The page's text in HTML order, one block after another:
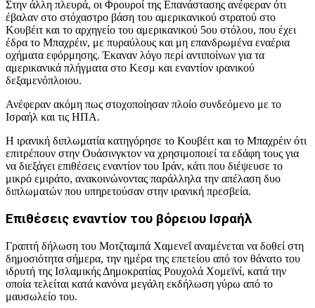
Στην άλλη πλευρά, οι Φρουροί της Επανάστασης ανέφεραν ότι
έβαλαν στο στόχαστρο βάση του αμερικανικού στρατού στο
Κουβέιτ και το αρχηγείο του αμερικανικού 5ου στόλου, που έχει
έδρα το Μπαχρέιν, με πυραύλους και μη επανδρωμένα εναέρια
οχήματα εφόρμησης. Έκαναν λόγο περί αντιποίνων για τα
αμερικανικά πλήγματα στο Κεσμ και εναντίον ιρανικού
δεξαμενόπλοιου.
Ανέφεραν ακόμη πως στοχοποίησαν πλοίο συνδεόμενο με το
Ισραήλ και τις ΗΠΑ.
Η ιρανική διπλωματία κατηγόρησε το Κουβέιτ και το Μπαχρέιν ότι
επιτρέπουν στην Ουάσινγκτον να χρησιμοποιεί τα εδάφη τους για
να διεξάγει επιθέσεις εναντίον του Ιράν, κάτι που διέψευσε το
μικρό εμιράτο, ανακοινώνοντας παράλληλα την απέλαση δυο
διπλωματών που υπηρετούσαν στην ιρανική πρεσβεία.
Επιθέσεις εναντίον του βόρειου Ισραήλ
Γραπτή δήλωση του Μοτζταμπά Χαμενεΐ αναμένεται να δοθεί στη
δημοσιότητα σήμερα, την ημέρα της επετείου από τον θάνατο του
ιδρυτή της Ισλαμικής Δημοκρατίας Ρουχολά Χομεϊνί, κατά την
οποία τελείται κατά κανόνα μεγάλη εκδήλωση γύρω από το
μαυσωλείο του.